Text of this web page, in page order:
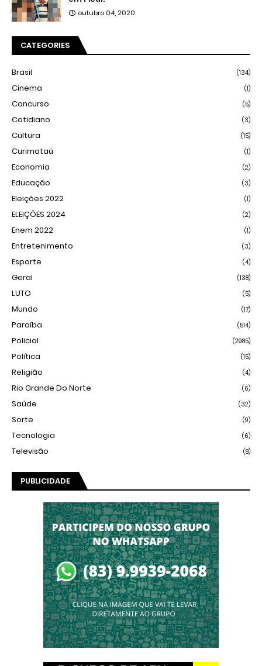
outubro 04, 2020
CATEGORIES
Brasil (134)
Cinema (1)
Concurso (5)
Cotidiano (3)
Cultura (15)
Curimataú (1)
Economia (2)
Educação (3)
Eleições 2022 (1)
ELEIÇÕES 2024 (2)
Enem 2022 (1)
Entretenimento (3)
Esporte (4)
Geral (138)
LUTO (5)
Mundo (17)
Paraíba (514)
Policial (2985)
Política (15)
Religião (4)
Rio Grande Do Norte (6)
Saúde (32)
Sorte (9)
Tecnologia (6)
Televisão (8)
PUBLICIDADE